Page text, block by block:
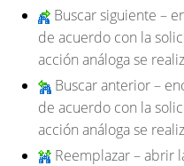
Buscar siguiente –
de acuerdo con la
acción análoga se
Buscar anterior–
de acuerdo con la
acción análoga se
Reemplazar– abrir